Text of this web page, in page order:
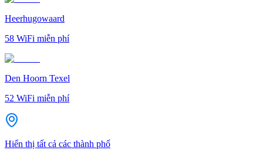
Heerhugowaard
58 WiFi miễn phí
Den Hoorn Texel
52 WiFi miễn phí
Hiển thị tất cả các thành phố